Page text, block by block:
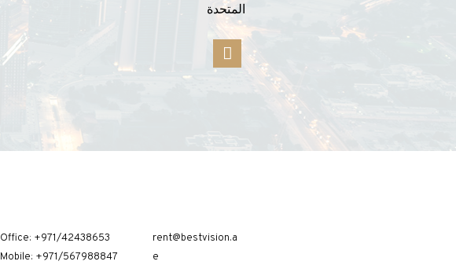
المتحدة
Office: +971/42438653
Mobile: +971/567988847
rent@bestvision.a
e